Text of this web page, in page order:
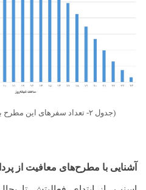
(جدول ۲- تعداد سفرهای این مطرح به تفکیک ساعات شبانه‌روز)
آشنایی با مطرح‌های معافیت از